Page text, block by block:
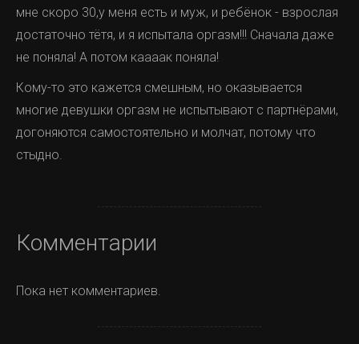
мне скоро 30,у меня есть и муж, и ребёнок - взрослая
достаточно тётя, и я испытала оргазм!!! Сначала даже
не поняла! А потом каааак поняла!
Кому-то это кажется смешным, но оказывается
многие девушки оргазм не испытывают с партнёрами,
догоняются самостоятельно и молчат, потому что
стыдно.
Комментарии
Пока нет комментариев.